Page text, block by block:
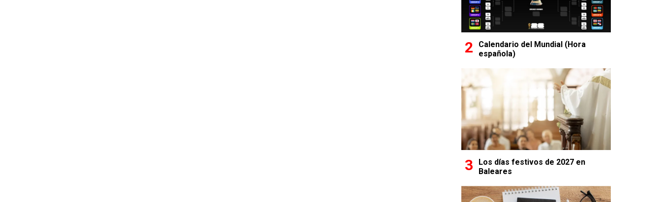
Calendario del Mundial (Hora
española)
Los días festivos de 2027 en
Baleares